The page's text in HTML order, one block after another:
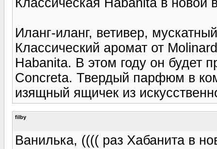
Иланг-иланг, ветивер,
Классический аромат от
Habanita. В этом году он будет
Concreta. Твердый парфюм в
изящный ящичек из
filby
Ванилька, (((( раз Хабанита в